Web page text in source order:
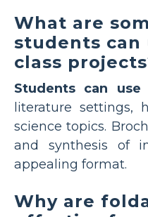
What are
students can
class
Students can use
literature settings,
science topics.
and synthesis of
appealing format.
Why are